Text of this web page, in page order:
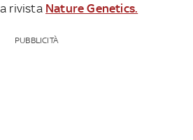
rivista Nature Genetics.
PUBBLICITÀ